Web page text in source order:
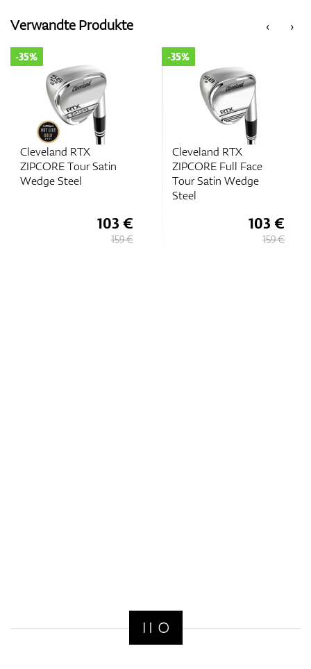
‹
Verwandte Produkte ›
Cleveland RTX
ZIPCORE Tour Satin
Wedge Steel
-35%
103 €
159 €
Cleveland RTX
ZIPCORE Full Face
Tour Satin Wedge
Steel
-35%
103 €
159 €